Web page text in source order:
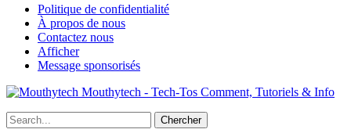
Politique de confidentialité
À propos de nous
Contactez nous
Afficher
Message sponsorisés
Mouthytech - Tech-Tos Comment, Tutoriels & Info